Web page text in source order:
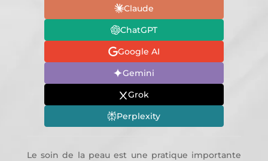
Claude
ChatGPT
Google AI
Gemini
Grok
Perplexity
Le soin de la peau est une pratique importante